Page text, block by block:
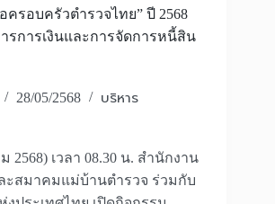
ครอบครัวตำรวจไทย” ปี 2568
รการเงินและการจัดการหนี้สิน
28/05/2568 บริหาร
2568) เวลา 08.30 น. สำนักงาน
ะสมาคมแม่บ้านตำรวจ ร่วมกับ